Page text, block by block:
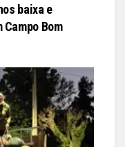
baixa e
Bom